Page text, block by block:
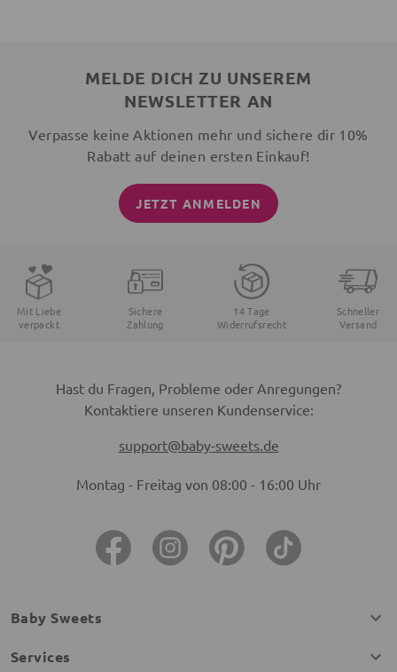
MELDE DICH ZU UNSEREM
NEWSLETTER AN
Verpasse keine Aktionen mehr und sichere dir 10%
Rabatt auf deinen ersten Einkauf!
JETZT ANMELDEN
Mit Liebe
verpackt
Sichere
Zahlung
14 Tage
Widerrufsrecht
Schneller
Versand
Hast du Fragen, Probleme oder Anregungen?
Kontaktiere unseren Kundenservice:
support@baby-sweets.de
Montag - Freitag von 08:00 - 16:00 Uhr
Baby Sweets
Services